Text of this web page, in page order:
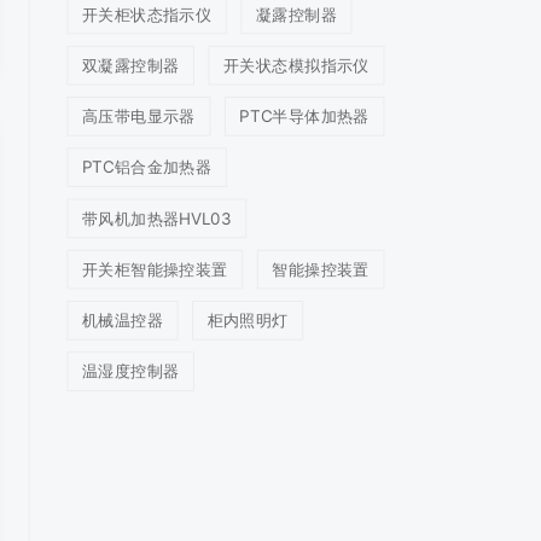
开关柜状态指示仪 凝露控制器
双凝露控制器 开关状态模拟指示仪
高压带电显示器 PTC半导体加热器
PTC铝合金加热器
带风机加热器HVL03
开关柜智能操控装置 智能操控装置
机械温控器 柜内照明灯
温湿度控制器